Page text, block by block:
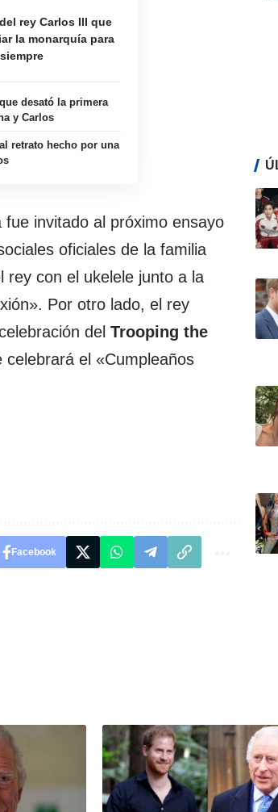
rey Carlos III que
la monarquía para
siempre
desató la primera
y Carlos
retrato hecho por una
fue invitado al próximo ensayo
oficiales de la familia
rey con el ukelele junto a la
Por otro lado, el rey
del Trooping the
el «Cumpleaños
Facebook